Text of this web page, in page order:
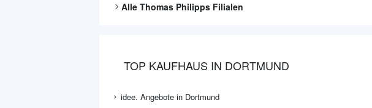
Alle Thomas Philipps Filialen
TOP KAUFHAUS IN DORTMUND
idee. Angebote in Dortmund